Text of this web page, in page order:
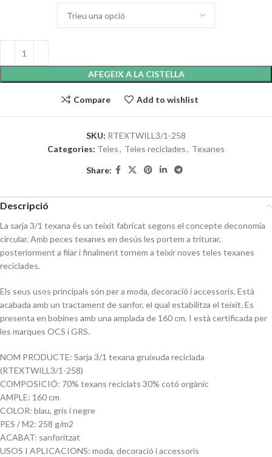
AFEGEIX A LA CISTELLA
Compare Add to wishlist
SKU: RTEXTWILL3/1-258
Categories: Teles, Teles reciclades, Texanes
Share:
Descripció
La sarja 3/1 texana és un teixit fabricat segons el concepte deconomia
circular. Amb peces texanes en desús les portem a triturar,
posteriorment a filar i finalment tornem a teixir noves teles texanes
reciclades.
Els seus usos principals són per a moda, decoració i accessoris. Està
acabada amb un tractament de sanfor, el qual estabilitza el teixit. Es
presenta en bobines amb una amplada de 160 cm. I està certificada per
les marques OCS i GRS.
NOM PRODUCTE: Sarja 3/1 texana gruixuda reciclada
(RTEXTWILL3/1-258)
COMPOSICIÓ: 70% texans reciclats 30% cotó orgànic
AMPLE: 160 cm
COLOR: blau, gris i negre
PES / M2: 258 g/m2
ACABAT: sanforitzat
USOS I APLICACIONS: moda, decoració i accessoris